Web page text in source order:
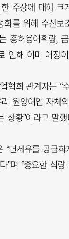
주장에 대해
를 위해 수산
총허용어획량,
인해 이미 어장
협회 관계자는
원양어업 자체
상황”이라고 말했
“면세유를 공급
”며 “중요한 식